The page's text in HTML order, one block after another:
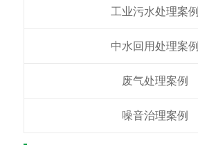
工业污水处理案例
中水回用处理案例​
废气处理案例
噪音治理案例